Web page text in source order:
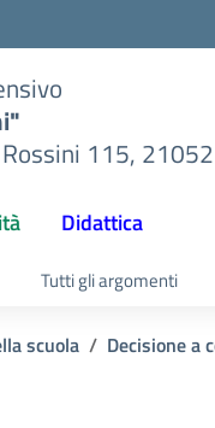
115,
Didattica
Tutti gli argomenti
scuola Decisione a